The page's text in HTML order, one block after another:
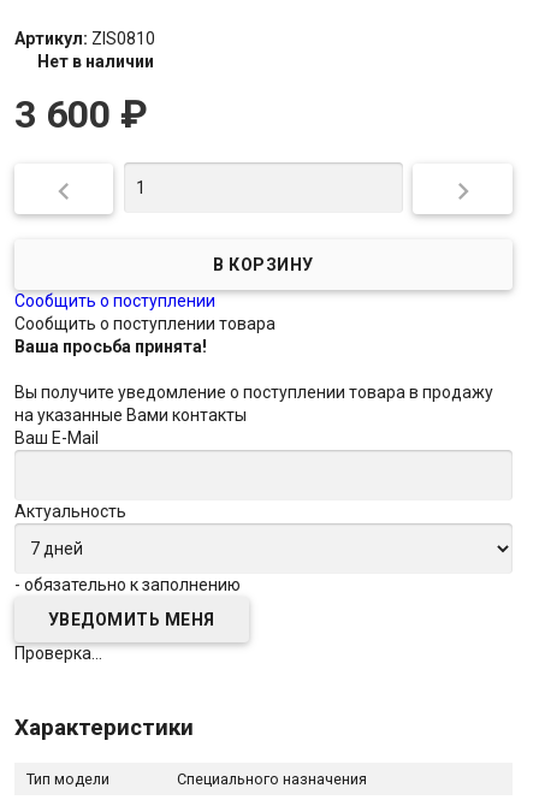
Артикул: ZIS0810
Нет в наличии
3 600 ₽
 
Сообщить о поступлении
Сообщить о поступлении товара
Ваша просьба принята!
Вы получите уведомление о поступлении товара в продажу
на указанные Вами контакты
Ваш E-Mail
Актуальность
- обязательно к заполнению
Проверка...
Характеристики
Тип модели Специального назначения